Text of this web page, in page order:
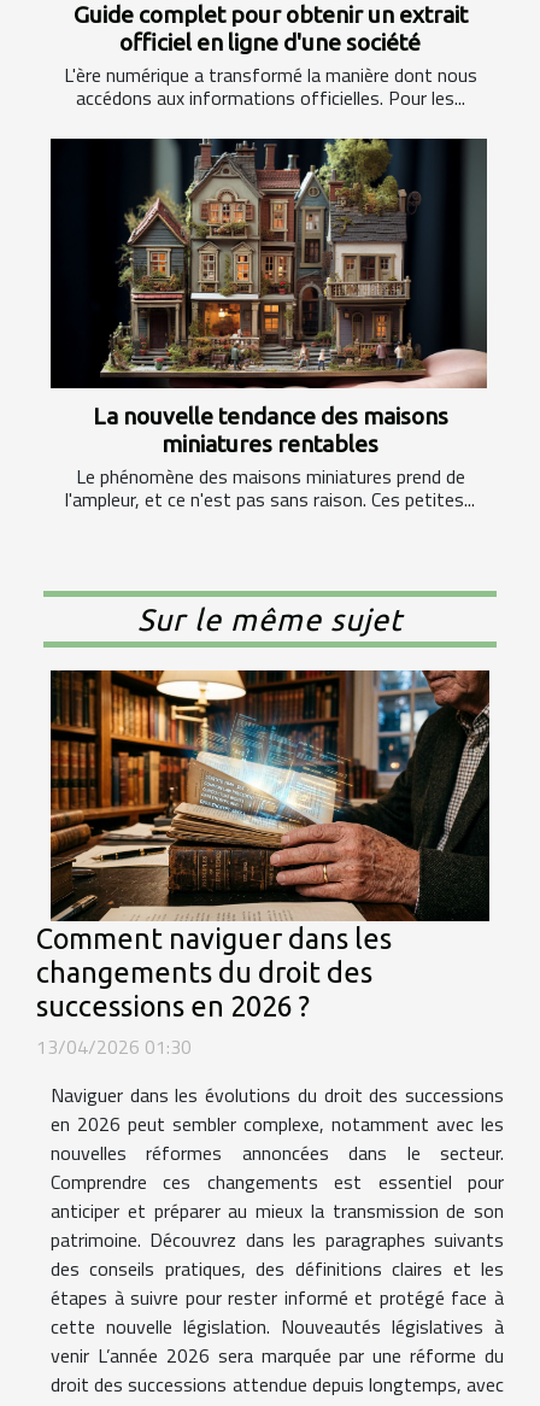
Guide complet pour obtenir un extrait
officiel en ligne d'une société
L'ère numérique a transformé la manière dont nous
accédons aux informations officielles. Pour les...
La nouvelle tendance des maisons
miniatures rentables
Le phénomène des maisons miniatures prend de
l'ampleur, et ce n'est pas sans raison. Ces petites...
Sur le même sujet
Comment naviguer dans les
changements du droit des
successions en 2026 ?
13/04/2026 01:30
Naviguer dans les évolutions du droit des successions
en 2026 peut sembler complexe, notamment avec les
nouvelles réformes annoncées dans le secteur.
Comprendre ces changements est essentiel pour
anticiper et préparer au mieux la transmission de son
patrimoine. Découvrez dans les paragraphes suivants
des conseils pratiques, des définitions claires et les
étapes à suivre pour rester informé et protégé face à
cette nouvelle législation. Nouveautés législatives à
venir L’année 2026 sera marquée par une réforme du
droit des successions attendue depuis longtemps, avec